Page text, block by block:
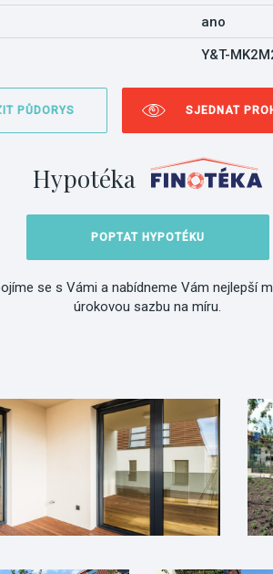
ano
Y&T-
PŮDORYS SJEDNAT
Hypotéka
POPTAT HYPOTÉKU
se s Vámi a nabídneme Vám nejlepší
úrokovou sazbu na míru.